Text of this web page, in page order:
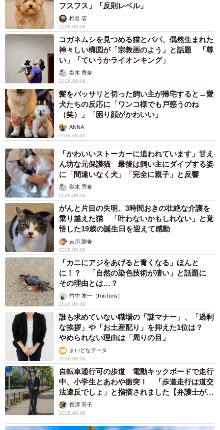
フスフス」「反則レベル」
椎名 碧
2026.08.06
コガネムシを見つめる猫とパパ、偶然生まれた
神々しい構図が「宗教画のよう」と話題 「尊
い」「ていうかライオンキング」
梨木 香奈
2026.08.06
髪をバッサリと切った飼い主が帰宅すると→愛
犬たちの反応に「ワンコ様でも戸惑うのね
（笑）」「困り顔がかわいい」
ANNA
2026.08.06
「かわいいストーカーに追われています」甘え
ん坊な元保護猫 最後は飼い主にダイブする姿
に「間違いなく犬」「完全に親子」と反響
梨木 香奈
2026.08.06
がんと片目の失明、3時間おきの壮絶な介護を
乗り越えた猫 「叶わないかもしれない」と覚
悟した19歳の誕生日を迎えて感動
古川 諭香
2026.08.06
「カニにアジをあげると青くなる」ほんと
に！？ 「自然の染色技術が凄い」と話題に
その理由とは…？
竹中 友一（RinToris）
2026.08.06
誰も求めていない職場の「謎マナー」、「過剰
な挨拶」や「お土産配り」を抑えた1位は？
やめられない理由は「周りの目」
まいどなデータ
2026.08.06
自転車通行可の歩道 電動キックボードで走行
中、小学生とあわや衝突！ 「歩道走行は道交
法違反でしょ」と指摘されました【弁護士が解
説】長澤 芳子
2026.08.06